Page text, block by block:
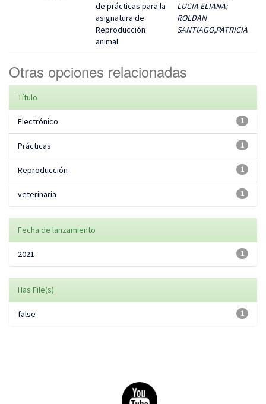
de prácticas para la
asignatura de
Reproducción
animal
LUCIA ELIANA;
ROLDAN
SANTIAGO,PATRICIA
Otras opciones relacionadas
Título
1
Electrónico
1
Prácticas
1
Reproducción
1
veterinaria
Fecha de lanzamiento
1
2021
Has File(s)
1
false